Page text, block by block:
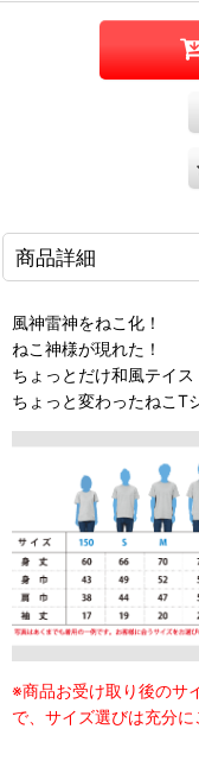
商品詳細
風神雷神をねこ化！
ねこ神様が現れた！
ちょっとだけ和風テイス
ちょっと変わったねこT
※商品お受け取り後のサ
で、サイズ選びは充分に